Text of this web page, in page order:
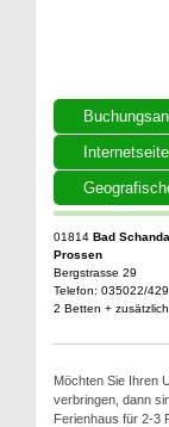
Internetseite
01814 Bad
Prossen
Bergstrasse 29
Telefon: 035022/
2 Betten +
Möchten Sie Ihren
verbringen, dann
Ferienhaus für 2-3